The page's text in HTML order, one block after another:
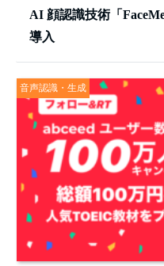
AI 顔認識技術「
導入
音声認識・生成